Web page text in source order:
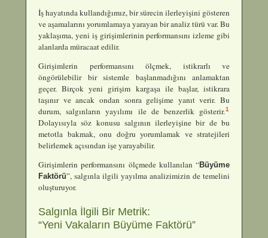
İş hayatında kullandığımız, bir sürecin ilerleyişini gösteren
ve aşamalarını yorumlamaya yarayan bir analiz türü var. Bu
yaklaşıma, yeni iş girişimlerinin performansını izleme gibi
alanlarda müracaat edilir.
Girişimlerin performansını ölçmek, istikrarlı ve
öngörülebilir bir sistemle başlanmadığını anlamaktan
geçer. Birçok yeni girişim kargaşa ile başlar, istikrara
taşınır ve ancak ondan sonra gelişime yanıt verir. Bu
durum, salgınların yayılımı ile de benzerlik gösterir.1
Dolayısıyla söz konusu salgının ilerleyişine bir de bu
metotla bakmak, onu doğru yorumlamak ve stratejileri
belirlemek açısından işe yarayabilir.
Girişimlerin performansını ölçmede kullanılan “Büyüme
Faktörü”, salgınla ilgili yayılma analizimizin de temelini
oluşturuyor.
Salgınla İlgili Bir Metrik:
“Yeni Vakaların Büyüme Faktörü”